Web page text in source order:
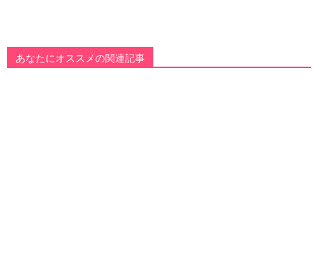
あなたにオススメの関連記事